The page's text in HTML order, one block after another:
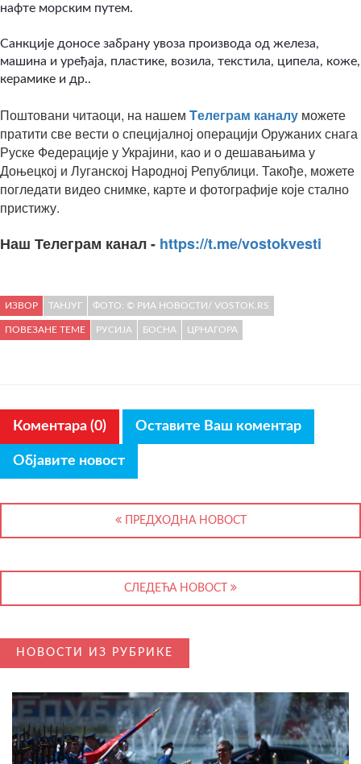
нафте морским путем.
Санкције доносе забрану увоза производа од железа,
машина и уређаја, пластике, возила, текстила, ципела, коже,
керамике и др..
Поштовани читаоци, на нашем Tелеграм каналу можете
пратити све вести о специјалној операцији Оружаних снага
Руске Федерације у Украјини, као и о дешавањима у
Доњецкој и Луганској Народној Републици. Такође, можете
погледати видео снимке, карте и фотографије које стално
пристижу.
Наш Телеграм канал - https://t.me/vostokvesti
ИЗВОР ТАНЈУГ ФОТО: © РИА НОВОСТИ/ VOSTOK.RS
ПОВЕЗАНЕ ТЕМЕ РУСИЈА БОСНА ЦРНАГОРА
Коментара (0) Оставите Ваш коментар
Објавите новост
ПРЕДХОДНА НОВОСТ
СЛЕДЕЋА НОВОСТ
НОВОСТИ ИЗ РУБРИКЕ